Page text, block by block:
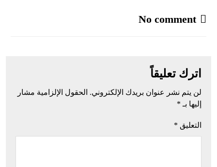
No comment
اترك تعليقاً
لن يتم نشر عنوان بريدك الإلكتروني. الحقول الإلزامية مشار
إليها بـ *
التعليق *